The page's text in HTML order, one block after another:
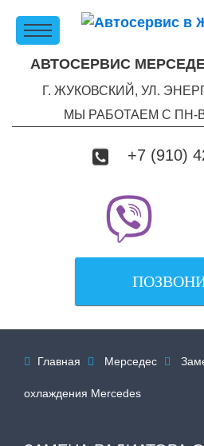
АВТОСЕРВИС
Г. ЖУКОВСКИЙ, УЛ.
МЫ РАБОТАЕМ С ПН-
+7 (910)
 Главная  Мерседес 
охлаждения Mercedes